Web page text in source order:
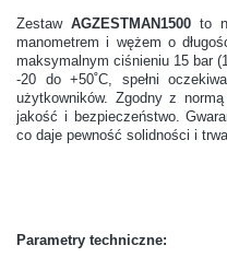
ZestawAGZESTMAN1500 to
manometrem i wężem o
maksymalnym ciśnieniu 15 bar
-20 do +50˚C, spełni
użytkowników. Zgodny z
jakość i bezpieczeństwo.
co daje pewność solidności i
Parametry techniczne: